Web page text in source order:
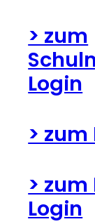
> zum
Login
>
>
Login